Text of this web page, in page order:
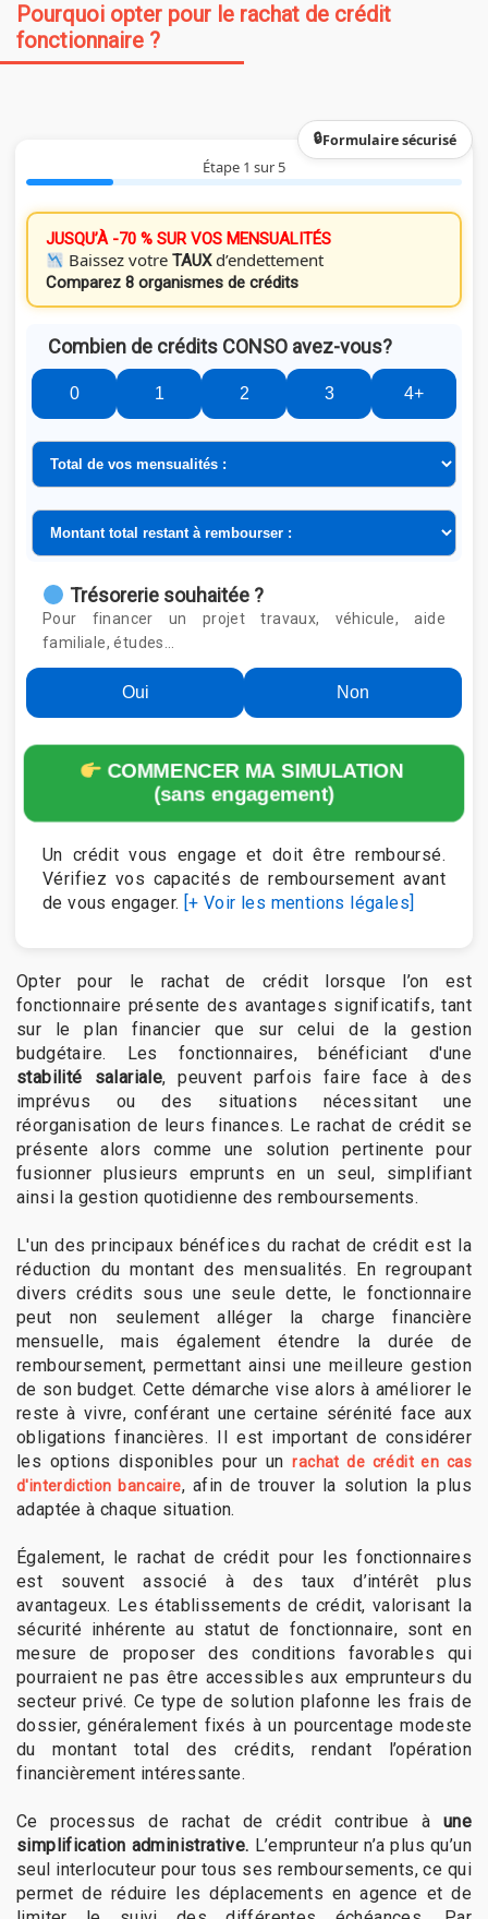
Pourquoi opter pour le rachat de crédit
fonctionnaire ?
Étape 1 sur 5
Formulaire sécurisé
JUSQU’À -70 % SUR VOS MENSUALITÉS
Baissez votreTAUXd’endettement
Comparez 8 organismes de crédits
Combien de crédits CONSO avez-vous?
0 1 2 3 4+
Trésorerie souhaitée ?
Pour financer un projet travaux, véhicule, aide
familiale, études…
Oui Non
COMMENCER MA SIMULATION
(sans engagement)
Un crédit vous engage et doit être remboursé.
Vérifiez vos capacités de remboursement avant
de vous engager. [+ Voir les mentions légales]
Opter pour le rachat de crédit lorsque l’on est
fonctionnaire présente des avantages significatifs, tant
sur le plan financier que sur celui de la gestion
budgétaire. Les fonctionnaires, bénéficiant d'une
stabilité salariale, peuvent parfois faire face à des
imprévus ou des situations nécessitant une
réorganisation de leurs finances. Le rachat de crédit se
présente alors comme une solution pertinente pour
fusionner plusieurs emprunts en un seul, simplifiant
ainsi la gestion quotidienne des remboursements.
L'un des principaux bénéfices du rachat de crédit est la
réduction du montant des mensualités. En regroupant
divers crédits sous une seule dette, le fonctionnaire
peut non seulement alléger la charge financière
mensuelle, mais également étendre la durée de
remboursement, permettant ainsi une meilleure gestion
de son budget. Cette démarche vise alors à améliorer le
reste à vivre, conférant une certaine sérénité face aux
obligations financières. Il est important de considérer
les options disponibles pour unrachat de crédit en cas
d'interdiction bancaire, afin de trouver la solution la plus
adaptée à chaque situation.
Également, le rachat de crédit pour les fonctionnaires
est souvent associé à des taux d’intérêt plus
avantageux. Les établissements de crédit, valorisant la
sécurité inhérente au statut de fonctionnaire, sont en
mesure de proposer des conditions favorables qui
pourraient ne pas être accessibles aux emprunteurs du
secteur privé. Ce type de solution plafonne les frais de
dossier, généralement fixés à un pourcentage modeste
du montant total des crédits, rendant l’opération
financièrement intéressante.
Ce processus de rachat de crédit contribue à une
simplification administrative. L’emprunteur n’a plus qu’un
seul interlocuteur pour tous ses remboursements, ce qui
permet de réduire les déplacements en agence et de